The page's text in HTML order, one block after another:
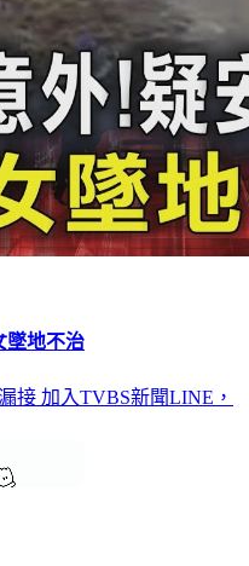
地不治
接 加入TVBS新聞LINE，